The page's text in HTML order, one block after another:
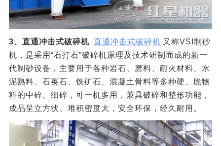
3、直通冲击式破碎机 直通冲击式破碎机 又称VSI制砂
机，是采用“石打石”破碎机原理及技术研制而成的新一
代制砂设备，主要用于各种岩石、磨料、耐火材料、水
泥熟料、石英石、铁矿石、混凝土骨料等多种硬、脆物
料的中碎、细碎，可一机多用，兼具破碎和整形功能，
成品呈立方状、堆积密度大，安全环保，经久耐用。